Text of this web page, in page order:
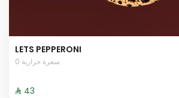
LETS PEPPERONI
0 سعرة حرارية
⁨⁦‪‬ 43⁩